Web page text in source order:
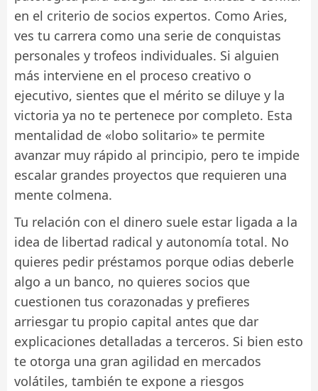
en el criterio de socios expertos. Como Aries,
ves tu carrera como una serie de conquistas
personales y trofeos individuales. Si alguien
más interviene en el proceso creativo o
ejecutivo, sientes que el mérito se diluye y la
victoria ya no te pertenece por completo. Esta
mentalidad de «lobo solitario» te permite
avanzar muy rápido al principio, pero te impide
escalar grandes proyectos que requieren una
mente colmena.
Tu relación con el dinero suele estar ligada a la
idea de libertad radical y autonomía total. No
quieres pedir préstamos porque odias deberle
algo a un banco, no quieres socios que
cuestionen tus corazonadas y prefieres
arriesgar tu propio capital antes que dar
explicaciones detalladas a terceros. Si bien esto
te otorga una gran agilidad en mercados
volátiles, también te expone a riesgos